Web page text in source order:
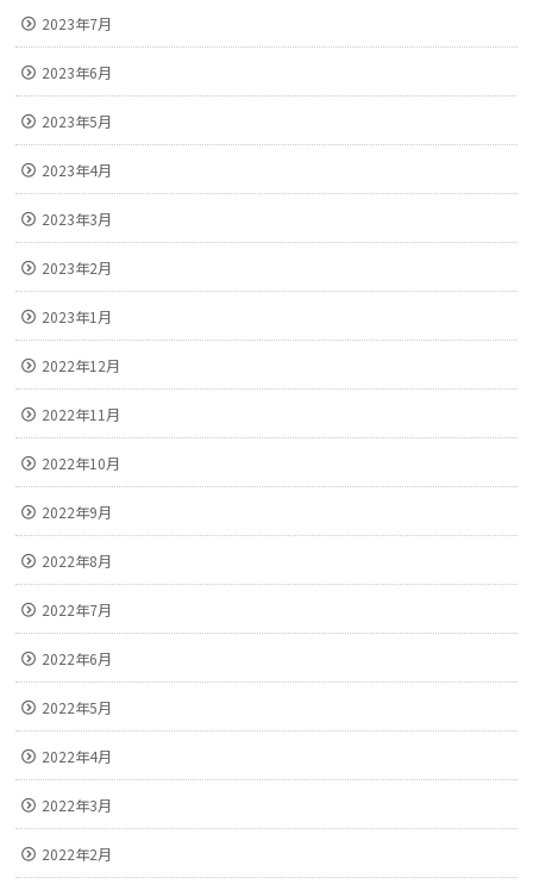
2023年7月
2023年6月
2023年5月
2023年4月
2023年3月
2023年2月
2023年1月
2022年12月
2022年11月
2022年10月
2022年9月
2022年8月
2022年7月
2022年6月
2022年5月
2022年4月
2022年3月
2022年2月